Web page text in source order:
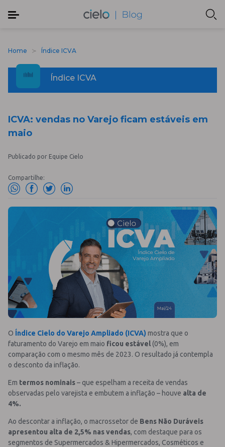
Home Índice ICVA
Índice ICVA
ICVA: vendas no Varejo ficam estáveis em
maio
Publicado por Equipe Cielo
Compartilhe:
O Índice Cielo do Varejo Ampliado (ICVA) mostra que o
faturamento do Varejo em maio ficou estável(0%), em
comparação com o mesmo mês de 2023. O resultado já contempla
o desconto da inflação.
Em termos nominais– que espelham a receita de vendas
observadas pelo varejista e embutem a inflação – houve alta de
4%.
Ao descontar a inflação, o macrossetor de Bens Não Duráveis
apresentou alta de 2,5% nas vendas, com destaque para os
segmentos de Supermercados & Hipermercados, Cosméticos e